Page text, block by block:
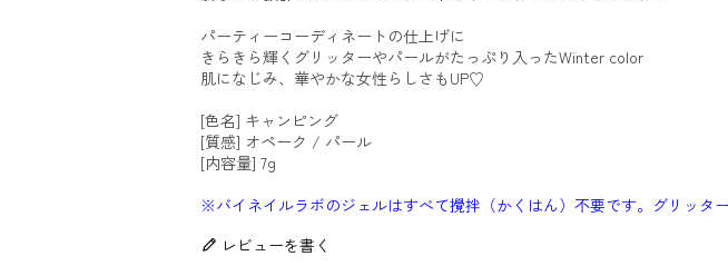
パーティーコーディネートの仕上げに
きらきら輝くグリッターやパールがたっぷり入ったWinter color
肌になじみ、華やかな女性らしさもUP♡
[色名] キャンピング
[質感] オペーク / パール
[内容量] 7g
※バイネイルラボのジェルはすべて攪拌（かくはん）不要です。グリッタ
レビューを書く